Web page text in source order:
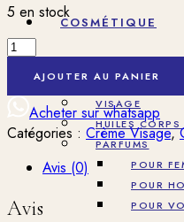
COSMÉTIQUE
CORPS
VISAGE
HUILES CORPS
PARFUMS
POUR
POUR
POUR
initial
était :
9000 CFA.
actuel
est :
8500
5 en stock
quantité
Niacinamide
éclat
taches
AJOUTER AU PANIER
Acheter sur whatsapp
Catégories : Crème Visage,
Avis (0)
Avis